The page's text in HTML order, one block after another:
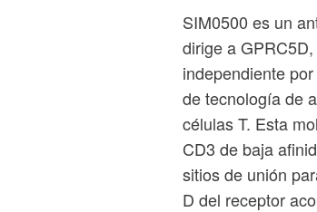
SIM0500 es un
dirige a
independiente
de tecnología de
células T. Esta
CD3 de baja
sitios de unión
D del receptor